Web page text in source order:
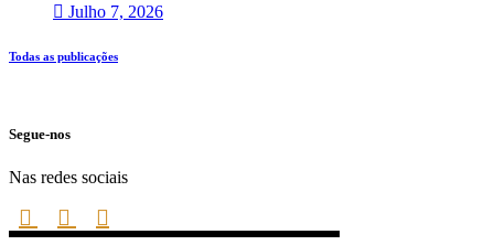
Julho 7, 2026
Todas as publicações
Segue-nos
Nas redes sociais